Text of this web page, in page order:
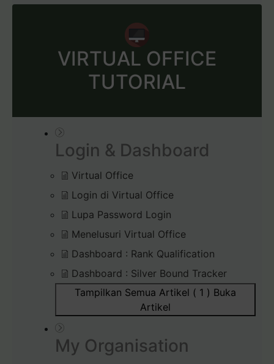
VIRTUAL OFFICE
TUTORIAL
Login & Dashboard
Virtual Office
Login di Virtual Office
Lupa Password Login
Menelusuri Virtual Office
Dashboard : Rank Qualification
Dashboard : Silver Bound Tracker
Tampilkan Semua Artikel ( 1 ) Buka
Artikel
My Organisation